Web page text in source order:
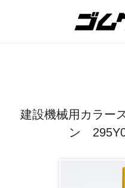
建設機械用カラ
ン